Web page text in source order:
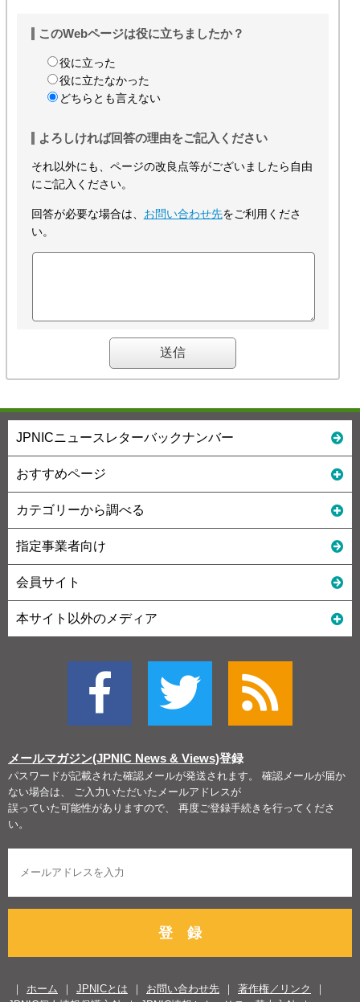
このWebページは役に立ちましたか？
役に立った
役に立たなかった
どちらとも言えない
よろしければ回答の理由をご記入ください
それ以外にも、ページの改良点等がございましたら自由
にご記入ください。
回答が必要な場合は、 お問い合わせ先をご利用くださ
い。
JPNICニュースレターバックナンバー
おすすめページ
カテゴリーから調べる
指定事業者向け
会員サイト
本サイト以外のメディア
メールマガジン(JPNIC News & Views)登録
パスワードが記載された確認メールが発送されます。 確認メールが届か
ない場合は、 ご入力いただいたメールアドレスが
誤っていた可能性がありますので、 再度ご登録手続きを行ってくださ
い。
登 録
ホーム JPNICとは お問い合わせ先
著作権／リンク